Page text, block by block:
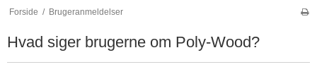
Forside / Brugeranmeldelser
Hvad siger brugerne om Poly-Wood?